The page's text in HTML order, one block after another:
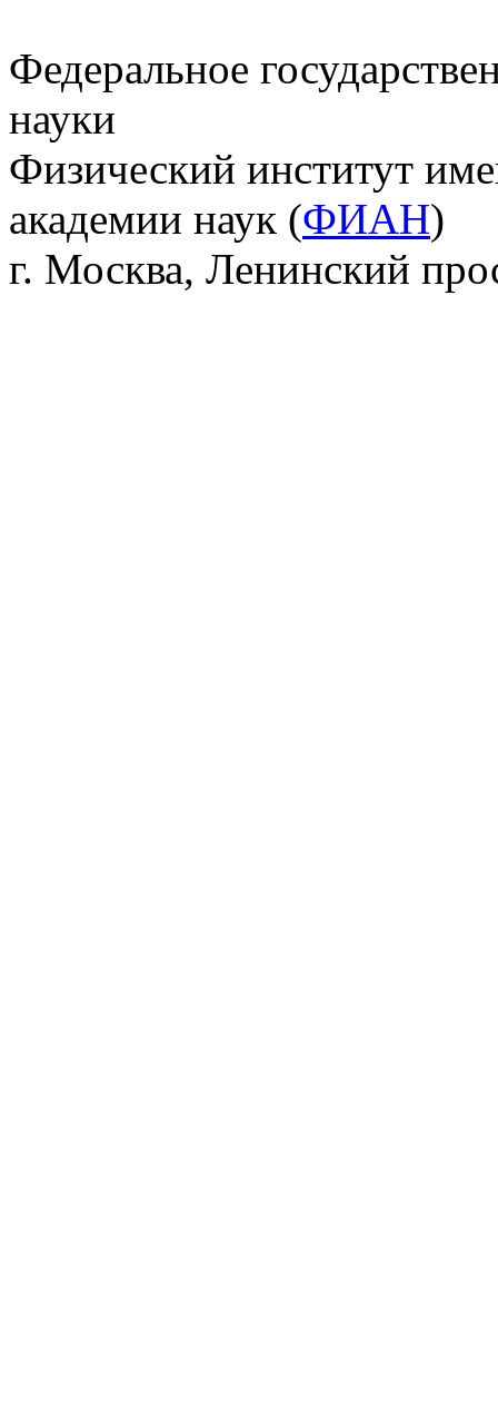
Федеральное
науки
Физический институт
академии наук (ФИАН)
г. Москва, Ленинский